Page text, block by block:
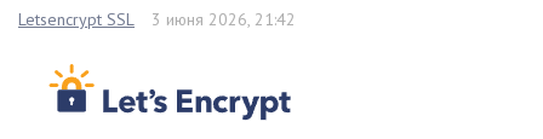
Letsencrypt SSL 3 июня 2026, 21:42